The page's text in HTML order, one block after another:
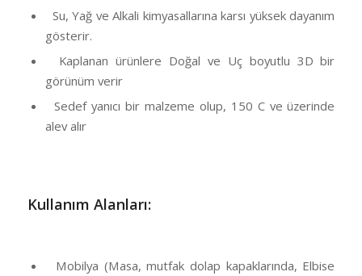
Su, Yağ ve Alkali kimyasallarına karsı yüksek dayanım
gösterir.
Kaplanan ürünlere Doğal ve Uç boyutlu 3D bir
görünüm verir
Sedef yanıcı bir malzeme olup, 150 C ve üzerinde
alev alır
Kullanım Alanları:
Mobilya (Masa, mutfak dolap kapaklarında, Elbise